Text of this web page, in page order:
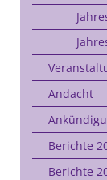
Andacht
Berichte
Berichte